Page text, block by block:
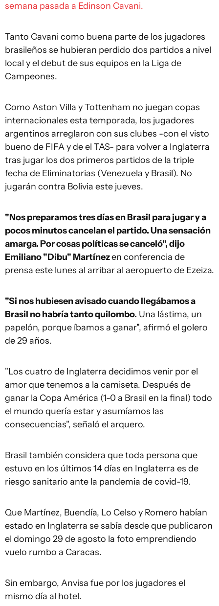
semana pasada a Edinson Cavani.
Tanto Cavani como buena parte de los jugadores
brasileños se hubieran perdido dos partidos a nivel
local y el debut de sus equipos en la Liga de
Campeones.
Como Aston Villa y Tottenham no juegan copas
internacionales esta temporada, los jugadores
argentinos arreglaron con sus clubes -con el visto
bueno de FIFA y de el TAS- para volver a Inglaterra
tras jugar los dos primeros partidos de la triple
fecha de Eliminatorias (Venezuela y Brasil). No
jugarán contra Bolivia este jueves.
"Nos preparamos tres días en Brasil para jugar y a
pocos minutos cancelan el partido. Una sensación
amarga. Por cosas políticas se canceló", dijo
Emiliano "Dibu" Martínezen conferencia de
prensa este lunes al arribar al aeropuerto de Ezeiza.
"Si nos hubiesen avisado cuando llegábamos a
Brasil no habría tanto quilombo. Una lástima, un
papelón, porque íbamos a ganar", afirmó el golero
de 29 años.
"Los cuatro de Inglaterra decidimos venir por el
amor que tenemos a la camiseta. Después de
ganar la Copa América (1-0 a Brasil en la final) todo
el mundo quería estar y asumíamos las
consecuencias", señaló el arquero.
Brasil también considera que toda persona que
estuvo en los últimos 14 días en Inglaterra es de
riesgo sanitario ante la pandemia de covid-19.
Que Martínez, Buendía, Lo Celso y Romero habían
estado en Inglaterra se sabía desde que publicaron
el domingo 29 de agosto la foto emprendiendo
vuelo rumbo a Caracas.
Sin embargo, Anvisa fue por los jugadores el
mismo día al hotel.